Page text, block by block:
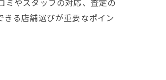
ミやスタッフの対応、査定の
る店舗選びが重要なポイン